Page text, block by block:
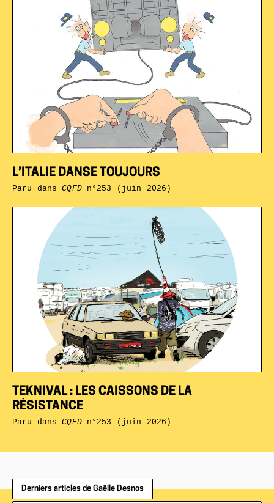
TEKNIVAL : LES CAISSONS DE LA
RÉSISTANCE
Paru dansCQFDn°253 (juin 2026)
L’ITALIE DANSE TOUJOURS
Paru dansCQFDn°253 (juin 2026)
Derniers articles de Gaëlle Desnos